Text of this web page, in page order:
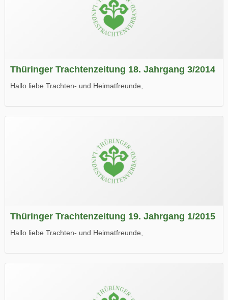
Thüringer Trachtenzeitung 18. Jahrgang 3/2014
Hallo liebe Trachten- und Heimatfreunde,
Wir wünschen Euch viel Spaß beim Lesen.
Thüringer Trachtenzeitung 19. Jahrgang 1/2015
Hallo liebe Trachten- und Heimatfreunde,
Wir wünschen Euch viel Spaß beim Lesen.